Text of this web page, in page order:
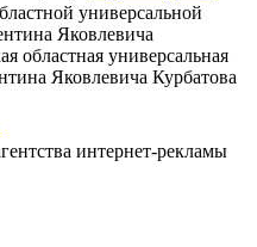
универсальной
Яковлевича
областная универсальная
Яковлевича Курбатова
интернет-рекламы